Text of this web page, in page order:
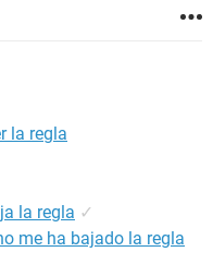
la regla
la regla ✓
me ha bajado la regla